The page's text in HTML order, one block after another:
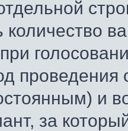
количество
проведения
и
за